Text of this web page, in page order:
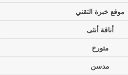
موقع خبرة التقني
أناقة أنثى
متورخ
مدسن